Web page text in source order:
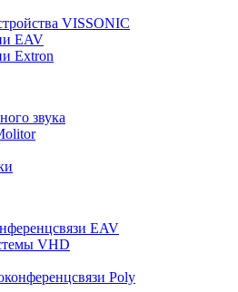
VISSONIC
EAV
Extron
звука
EAV
VHD
Poly